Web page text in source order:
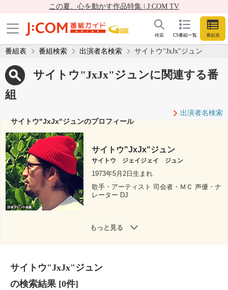
この夏、心を動かす作品特集 | J:COM TV
CS番組一覧 番組表
検索
番組表 番組検索 出演者名検索 サイトウ"JxJx"ジュン
サイトウ"JxJx"ジュンに関連する番
組
出演者名検索
サイトウ"JxJx"ジュンのプロフィール
サイトウ"JxJx"ジュン
サイトウ ジェイジェイ ジュン
1973年5月2日生まれ
歌手・アーティスト 司会者・ＭＣ 声優・ナ
レーター DJ
もっと見る
サイトウ"JxJx"ジュン
の検索結果[0件]